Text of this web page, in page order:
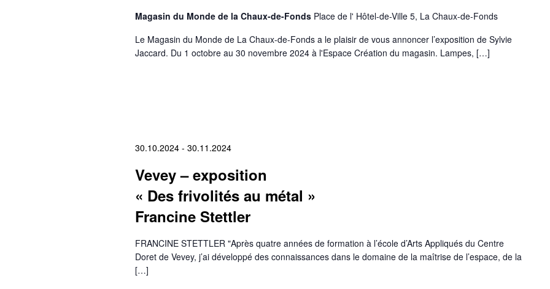
Magasin du Monde de la Chaux-de-Fonds Place de l' Hôtel-de-Ville 5, La Chaux-de-Fonds
Le Magasin du Monde de La Chaux-de-Fonds a le plaisir de vous annoncer l’exposition de Sylvie
Jaccard. Du 1 octobre au 30 novembre 2024 à l'Espace Création du magasin. Lampes, […]
30.10.2024- 30.11.2024
Vevey – exposition
« Des frivolités au métal »
Francine Stettler
FRANCINE STETTLER "Après quatre années de formation à l’école d’Arts Appliqués du Centre
Doret de Vevey, j’ai développé des connaissances dans le domaine de la maîtrise de l’espace, de la
[…]